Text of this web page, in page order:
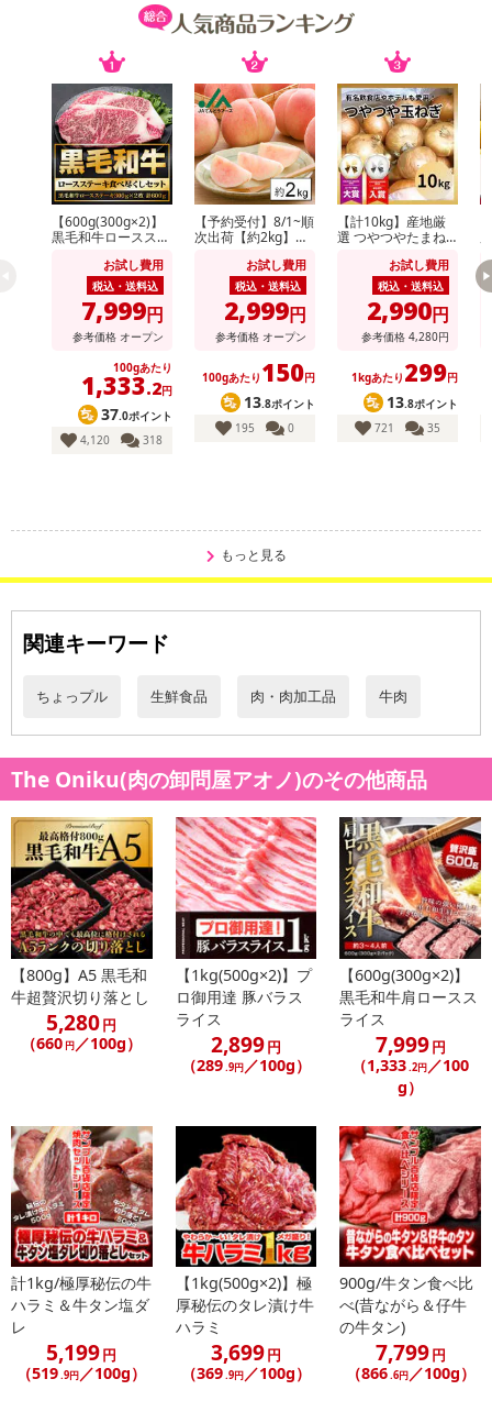
・賞味期限：
・牛フィレひとくちステーキ：製造日より冷凍保存で365日
・牛バラ味付けキングカルビ：製造日より冷凍保存で90日
※パッケージに記載
・原産国（最終加工地）：日本
・原材料/材質/素材：
・牛フィレひとくちステーキ：牛肉（オーストラリア産）、ワイ
ン（国内製造）、醤油、ソテーオニオン、砂糖、水飴、食塩、ぶど
う酢、トマトペースト、植物油、乳加工品、野菜エキス、酵母エキ
ろしニンニク、水飴、植物油、砂糖、ごま、醸造酢、濃縮りんご果
色素、増粘剤（加工デンプン、キサンタン）、調味料（アミノ酸
等）、香辛料抽出物、ベニコウジ色素、香料（原材料の一部に小
※商品の改訂等でパッケージ内容の記載と異なる場合がございま
・お召し上がり方：調理の際は中心部まで十分に火を通し加熱して
からお召し上がり下さい。
・その他商品仕様：
保存方法 ：冷凍（－18度以下で保管下さい）
解凍された場合は、お早めにお召し上がり下さい。
注意事項
【賞味・消費期限のある商品について】
商品到着時点でのお日持ち期間は、配送日数などにより異なります
のでご了承ください。
【キャンセルについて】
※お申込み後のキャンセルはお受けできません。
記載されている内容を必ずご確認いただき、お届けする商品セット
にご納得いただきましたうえでお申し込みください。
※パッケージ変更や商品リニューアル（成分など含む）等により、
参考の掲載画像や画像内のバーコードなど、お届け商品と多少異な
る場合がございます。
また、[新たな加工食品の原料原産地表示制度]の経過措置期間の終
了により、商品詳細内に記載の原産国・原材料の表記が旧表記の場
合がございます。
あらかじめご了承いただいた上でお申込みください。なお、本理由
によるお申込み後のキャンセル・返品交換は対応いたしかねます。
【お支払いについて】
【600g(300g×2)】
黒毛和牛ロースステ
お試し費用
税込・送料込
7,999円
参考価格 オープン
100gあたり
1,333.2円
37.0ポイント
4,120
318
【予約受付】8/1~順
次出荷【約2kg】山
玉数おまかせ)※ご家
お試し費用
税込・送料込
2,999円
参考価格 オープン
100gあたり 150円
13.8ポイント
195
0
【計10kg】産地厳
選 つやつやたまね
お試し費用
税込・送料込
2,990円
参考価格 4,280円
1kgあたり 299円
13.8ポイント
721
35
もっと見る
関連キーワード
ちょっプル 生鮮食品 肉・肉加工品 牛肉
The Oniku(肉の卸問屋アオノ)のその他商品
【800g】A5 黒毛和
牛超贅沢切り落とし
5,280円
（660 円 ／100g）
【1kg(500g×2)】プ
ロ御用達 豚バラス
ライス
2,899円
（289 .9円／100g）
【600g(300g×2)】
黒毛和牛肩ロースス
ライス
7,999円
（1,333 .2円 ／100
g）
計1kg/極厚秘伝の牛
ハラミ＆牛タン塩ダ
レ
5,199円
（519.9円／100g）
【1kg(500g×2)】極
厚秘伝のタレ漬け牛
ハラミ
3,699円
（369.9円／100g）
900g/牛タン食べ比
べ(昔ながら＆仔牛
の牛タン)
7,799円
（866.6円／100g）